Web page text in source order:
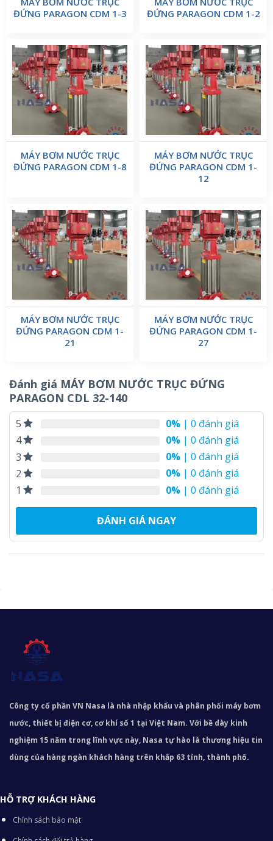
ĐỨNG PARAGON CDM 1-3
ĐỨNG PARAGON CDM 1-2
MÁY BƠM NƯỚC TRỤC
ĐỨNG PARAGON CDM 1-8
MÁY BƠM NƯỚC TRỤC
ĐỨNG PARAGON CDM 1-
12
MÁY BƠM NƯỚC TRỤC
ĐỨNG PARAGON CDM 1-
21
MÁY BƠM NƯỚC TRỤC
ĐỨNG PARAGON CDM 1-
27
Đánh giá MÁY BƠM NƯỚC TRỤC ĐỨNG
PARAGON CDL 32-140
5 0% | 0 đánh giá
4
0% | 0 đánh giá
3
0% | 0 đánh giá
2
0% | 0 đánh giá
1
0% | 0 đánh giá
ĐÁNH GIÁ NGAY
Công ty cổ phần VN Nasa là nhà nhập khẩu và phân phối máy bơm
nước, thiết bị điện cơ, cơ khí số 1 tại Việt Nam. Với bề dày kinh
nghiệm 15 năm trong lĩnh vực này, Nasa tự hào là thương hiệu tin
dùng của hàng ngàn khách hàng trên khắp 63 tỉnh, thành phố.
HỖ TRỢ KHÁCH HÀNG
Chính sách bảo mật